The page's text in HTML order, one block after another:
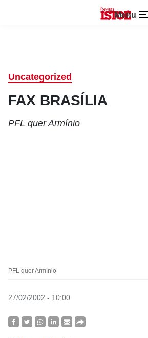
Menu
Uncategorized
FAX BRASÍLIA
PFL quer Armínio
PFL quer Armínio
27/02/2002 - 10:00